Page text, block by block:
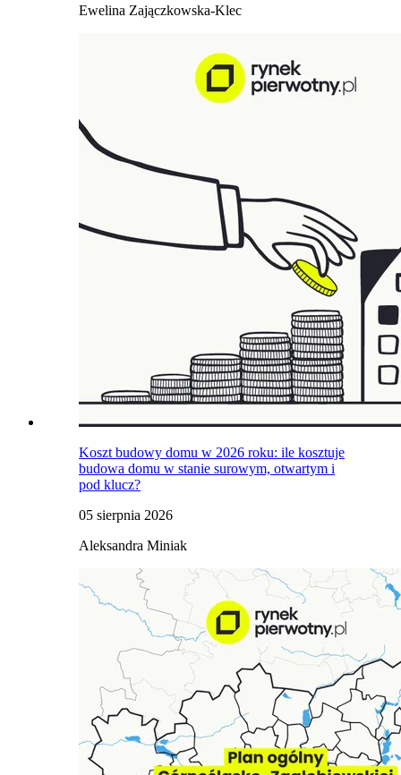
Ewelina Zajączkowska-Klec
Koszt budowy domu w 2026 roku: ile kosztuje
budowa domu w stanie surowym, otwartym i
pod klucz?
05 sierpnia 2026
Aleksandra Miniak